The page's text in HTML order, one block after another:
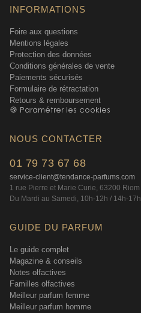
INFORMATIONS
Foire aux questions
Mentions légales
Protection des données
Conditions générales de vente
Paiements sécurisés
Formulaire de rétractation
Retours & remboursement
🍪 Paramétrer les cookies
NOUS CONTACTER
01 79 73 67 68
service-client@tendance-parfums.com
1 rue Pierre et Marie Curie, 63200 Riom
Du Mardi au Samedi, 10h-12h / 14h-17h
GUIDE DU PARFUM
Le guide complet
Magazine & conseils
Notes olfactives
Familles olfactives
Meilleur parfum femme
Meilleur parfum homme